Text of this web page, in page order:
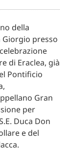
della
Giorgio presso
di Eraclea, già
Pontificio
Gran
per
Duca Don
e del